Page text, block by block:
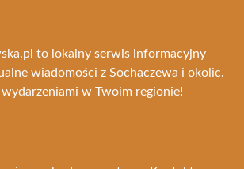
to lokalny serwis informacyjny
wiadomości z Sochaczewa i okolic.
wydarzeniami w Twoim regionie!